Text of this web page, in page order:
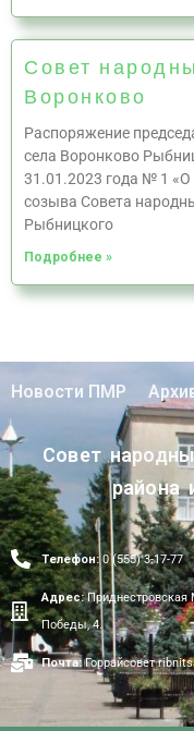
Совет
Воронково
Распоряжение
села Воронково
31.01.2023 года № 1 «О
созыва Совета
Рыбницкого
Подробнее »
Новости ПМР
Совет
района
Телефон:0 (555) 3-17-77
Адрес:Приднестровская
Победы, 4.
Почта:Горрайсовет